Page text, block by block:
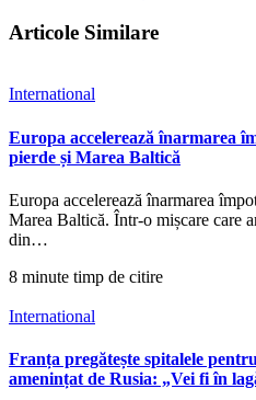
Articole Similare
International
Europa accelerează înarmarea
pierde și Marea Baltică
Europa accelerează înarmarea
Marea Baltică. Într-o mișcare care
din…
8 minute timp de citire
International
Franța pregătește spitalele
amenințat de Rusia: „Vei fi în